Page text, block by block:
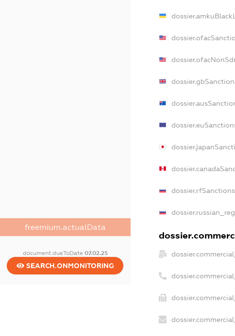
freemium.actualData
document.dueToDate 07.02.25
SEARCH.ONMONITORING
dossier.rfSanctions